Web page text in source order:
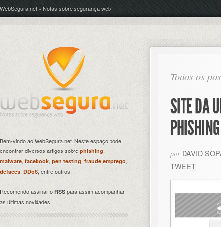
WebSegura.net » Notas sobre segurança web
Todos os
SITE DA
PHISHING
por DAVID
TWEET
Bem-vindo ao WebSegura.net. Neste espaço pode
encontrar diversos artigos sobre phishing,
malware, facebook, pen testing fraude emprego,
defaces, DDoS, entre outros.
Recomendo assinar o RSS para assim acompanhar
as últimas novidades.